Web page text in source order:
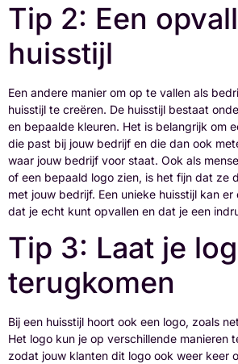
Tip 2: Een
huisstijl
Een andere manier om op te vallen als
huisstijl te creëren. De huisstijl bestaat
en bepaalde kleuren. Het is belangrijk om
die past bij jouw bedrijf en die dan ook
waar jouw bedrijf voor staat. Ook als
of een bepaald logo zien, is het fijn dat ze
met jouw bedrijf. Een unieke huisstijl kan
dat je echt kunt opvallen en dat je een
Tip 3: Laat je
terugkomen
Bij een huisstijl hoort ook een logo, zoals
Het logo kun je op verschillende manieren
zodat jouw klanten dit logo ook weer keer